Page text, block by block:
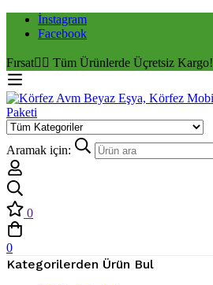
İnstagram
Facebook
Fırsat✌🏼 Tüm Ürünlerde Üçretsiz Kargo!
Aramak için:
0
0
Kategorilerden Ürün Bul